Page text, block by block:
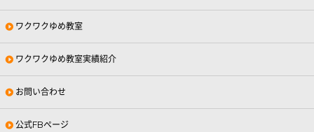
ワクワクゆめ教室
ワクワクゆめ教室実績紹介
お問い合わせ
公式FBページ